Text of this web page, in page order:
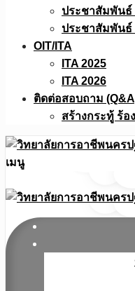
ประชาสัมพันธ์
ประชาสัมพันธ์
OIT/ITA
ITA 2025
ITA 2026
ติดต่อสอบถาม
สร้างกระทู้ ร้อ
เมนู